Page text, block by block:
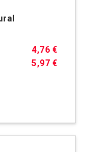
5,97 €
4,76 €